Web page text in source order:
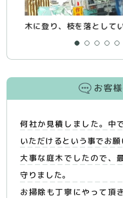
木に登り、枝を落として
お客
何社か見積しました。中
いただけるという事でお願
大事な庭木でしたので、
守りました。
お掃除も丁寧にやって頂